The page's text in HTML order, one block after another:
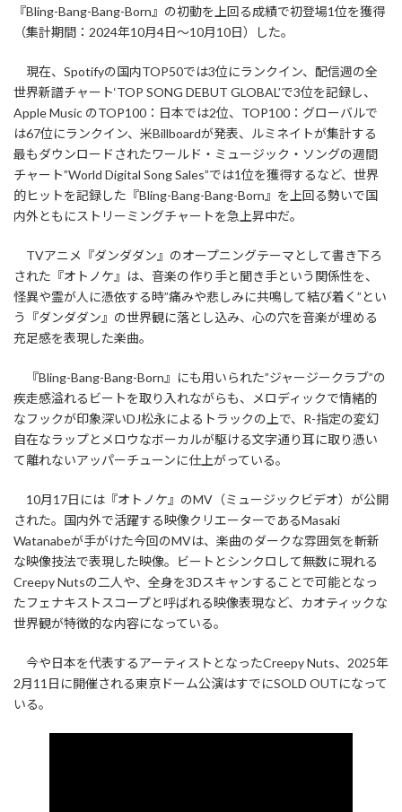
『Bling-Bang-Bang-Born』の初動を上回る成績で初登場1位を獲得
（集計期間：2024年10月4日～10月10日）した。
現在、Spotifyの国内TOP50では3位にランクイン、配信週の全
世界新譜チャート‘TOP SONG DEBUT GLOBAL’で3位を記録し、
Apple Music のTOP100：日本では2位、TOP100：グローバルで
は67位にランクイン、米Billboardが発表、ルミネイトが集計する
最もダウンロードされたワールド・ミュージック・ソングの週間
チャート”World Digital Song Sales”では1位を獲得するなど、世界
的ヒットを記録した『Bling-Bang-Bang-Born』を上回る勢いで国
内外ともにストリーミングチャートを急上昇中だ。
TVアニメ『ダンダダン』のオープニングテーマとして書き下ろ
された『オトノケ』は、音楽の作り手と聞き手という関係性を、
怪異や霊が人に憑依する時”痛みや悲しみに共鳴して結び着く”とい
う『ダンダダン』の世界観に落とし込み、心の穴を音楽が埋める
充足感を表現した楽曲。
『Bling-Bang-Bang-Born』にも用いられた”ジャージークラブ”の
疾走感溢れるビートを取り入れながらも、メロディックで情緒的
なフックが印象深いDJ松永によるトラックの上で、R-指定の変幻
自在なラップとメロウなボーカルが駆ける文字通り耳に取り憑い
て離れないアッパーチューンに仕上がっている。
10月17日には『オトノケ』のMV（ミュージックビデオ）が公開
された。国内外で活躍する映像クリエーターであるMasaki
Watanabeが手がけた今回のMVは、楽曲のダークな雰囲気を斬新
な映像技法で表現した映像。ビートとシンクロして無数に現れる
Creepy Nutsの二人や、全身を3Dスキャンすることで可能となっ
たフェナキストスコープと呼ばれる映像表現など、カオティックな
世界観が特徴的な内容になっている。
今や日本を代表するアーティストとなったCreepy Nuts、2025年
2月11日に開催される東京ドーム公演はすでにSOLD OUTになって
いる。